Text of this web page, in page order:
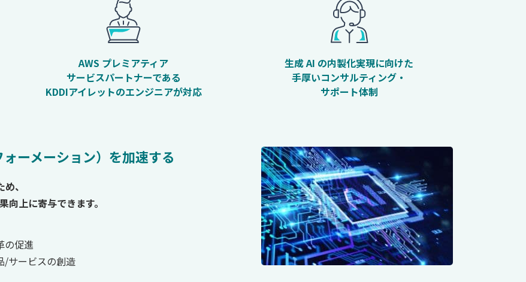
AWS プレミアティア
サービスパートナーである
KDDIアイレットのエンジニアが対応
生成 AI の内製化実現に向けた
手厚いコンサルティング・
サポート体制
ーメーション）を加速する
、
上に寄与できます。
の促進
/サービスの創造